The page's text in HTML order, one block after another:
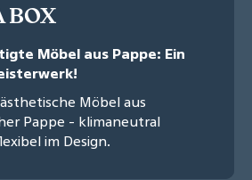
BOX
Möbel aus Pappe: Ein
Möbel aus
Pappe - klimaneutral
im Design.